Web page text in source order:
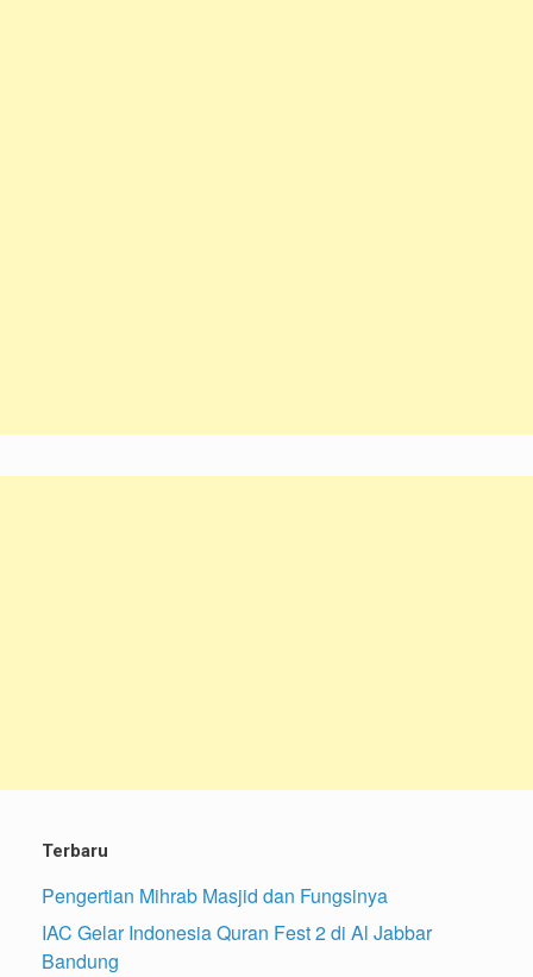
Terbaru
Pengertian Mihrab Masjid dan Fungsinya
IAC Gelar Indonesia Quran Fest 2 di Al Jabbar
Bandung